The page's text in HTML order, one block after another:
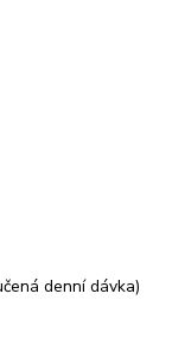
denní dávka)